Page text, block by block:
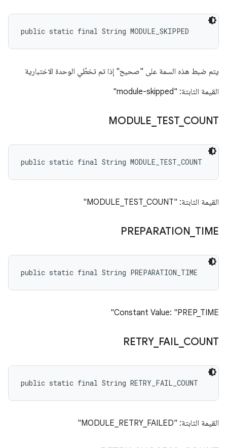
public static final String MODULE_SKIPPED
يتم ضبط هذه السمة على "صحيح" إذا تم تخطّي الوحدة الاختبارية
القيمة الثابتة: "module-skipped"
MODULE TEST_ COUNT
public static final String MODULE_TEST_COUNT
القيمة الثابتة: "MODULE_TEST_COUNT"
PREPARATION TIME
public static final String PREPARATION_TIME
Constant Value: "PREP_TIME"
RETRY_ FAIL_ COUNT
public static final String RETRY_FAIL_COUNT
القيمة الثابتة: "MODULE_RETRY_FAILED"